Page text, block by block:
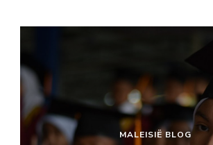
MALEISIË BLOG